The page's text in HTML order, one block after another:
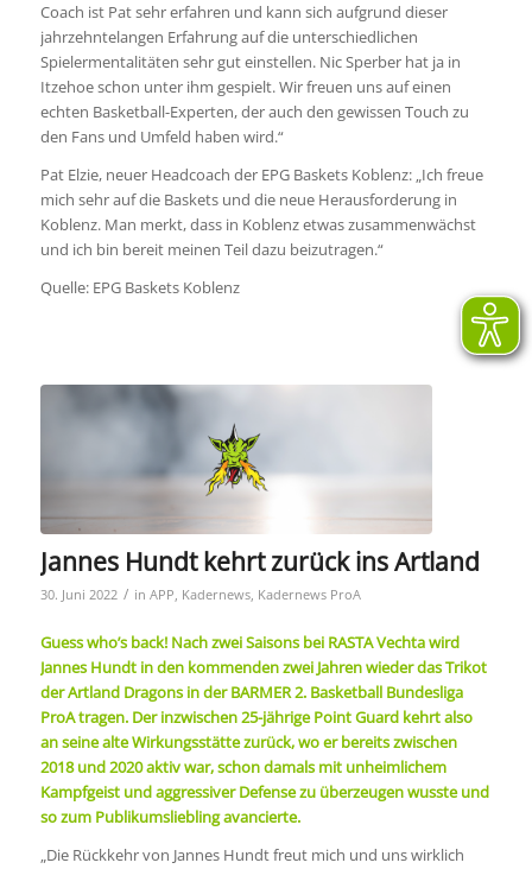
Coach ist Pat sehr erfahren und kann sich aufgrund dieser
jahrzehntelangen Erfahrung auf die unterschiedlichen
Spielermentalitäten sehr gut einstellen. Nic Sperber hat ja in
Itzehoe schon unter ihm gespielt. Wir freuen uns auf einen
echten Basketball-Experten, der auch den gewissen Touch zu
den Fans und Umfeld haben wird.“
Pat Elzie, neuer Headcoach der EPG Baskets Koblenz: „Ich freue
mich sehr auf die Baskets und die neue Herausforderung in
Koblenz. Man merkt, dass in Koblenz etwas zusammenwächst
und ich bin bereit meinen Teil dazu beizutragen.“
Quelle: EPG Baskets Koblenz
Jannes Hundt kehrt zurück ins Artland
30. Juni 2022 / in APP, Kadernews, Kadernews ProA
Guess who’s back! Nach zwei Saisons bei RASTA Vechta wird
Jannes Hundt in den kommenden zwei Jahren wieder das Trikot
der Artland Dragons in der BARMER 2. Basketball Bundesliga
ProA tragen. Der inzwischen 25-jährige Point Guard kehrt also
an seine alte Wirkungsstätte zurück, wo er bereits zwischen
2018 und 2020 aktiv war, schon damals mit unheimlichem
Kampfgeist und aggressiver Defense zu überzeugen wusste und
so zum Publikumsliebling avancierte.
„Die Rückkehr von Jannes Hundt freut mich und uns wirklich